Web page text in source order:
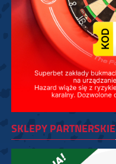
SKLEPY PARTNERSKIE